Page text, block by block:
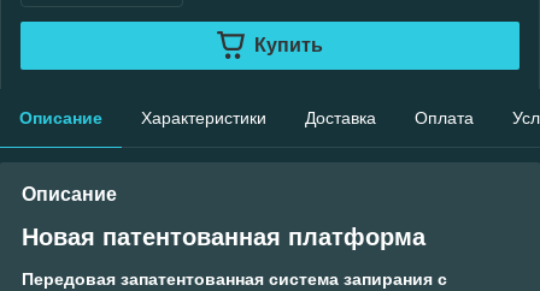
Купить
Описание Характеристики Доставка Оплата
Описание
Новая патентованная платформа
Передовая запатентованная система запирания с